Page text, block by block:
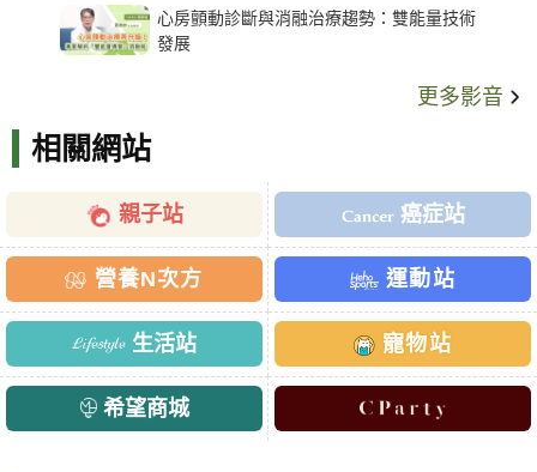
心房顫動診斷與消融治療趨勢：雙能量技術
發展
更多影音
相關網站
親子站 癌症站
營養N次方 運動站
生活站 寵物站
希望商城